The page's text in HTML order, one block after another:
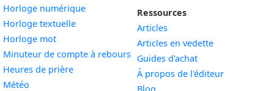
Horloge numériqueWidget
Horloge textuelleWidget
Horloge motWidget
Minuteur de compte à rebours Widget
Heures de prièreWidget
Météo
Ressources
Articles
Articles en vedette
Guides d'achat
À propos de l'éditeur